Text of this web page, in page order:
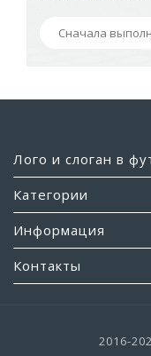
Лого и слоган в
Категории
Информация
Контакты
2016-